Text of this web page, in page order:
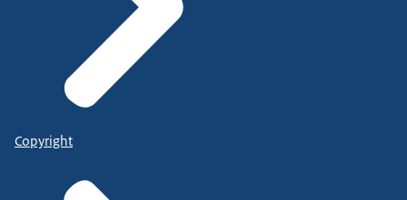
Copyright